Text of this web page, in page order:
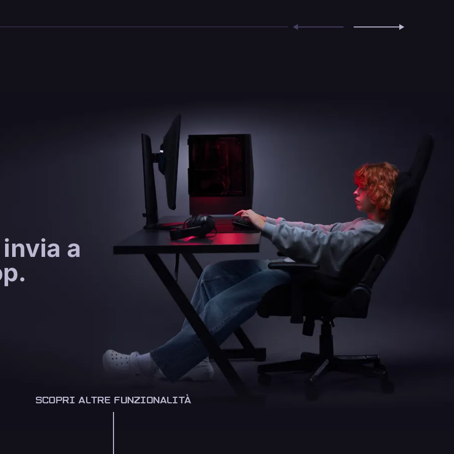
a
SCOPRI ALTRE FUNZIONALITÀ